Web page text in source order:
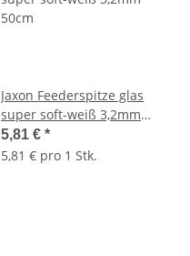
Jaxon Feederspitze glas
super soft-weiß 3,2mm
50cm
5,81 € *
5,81 € pro 1 Stk.